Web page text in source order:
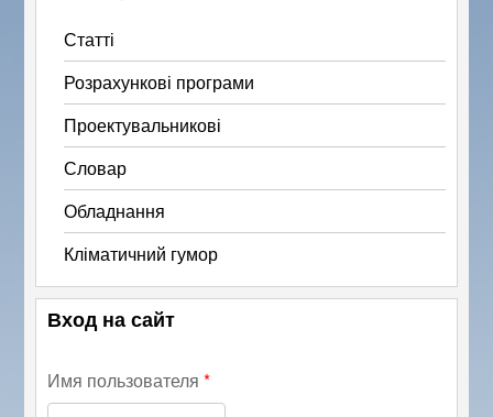
Статті
Розрахункові програми
Проектувальникові
Словар
Обладнання
Кліматичний гумор
Вход на сайт
Имя пользователя*